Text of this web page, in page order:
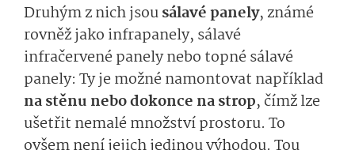
Druhým z nich jsousálavé panely, známé
rovněž jako infrapanely, sálavé
infračervené panely nebo topné sálavé
panely: Ty je možné namontovat například
na stěnu nebo dokonce na strop, čímž lze
ušetřit nemalé množství prostoru. To